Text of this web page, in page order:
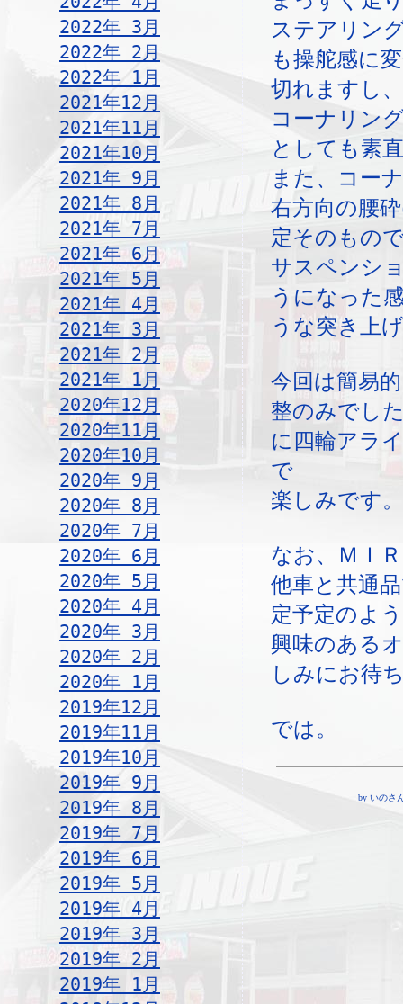
2022年 3月
2022年 2月
2022年 1月
2021年12月
2021年11月
2021年10月
2021年 9月
2021年 8月
2021年 7月
2021年 6月
2021年 5月
2021年 4月
2021年 3月
2021年 2月
2021年 1月
2020年12月
2020年11月
2020年10月
2020年 9月
2020年 8月
2020年 7月
2020年 6月
2020年 5月
2020年 4月
2020年 3月
2020年 2月
2020年 1月
2019年12月
2019年11月
2019年10月
2019年 9月
2019年 8月
2019年 7月
2019年 6月
2019年 5月
2019年 4月
2019年 3月
2019年 2月
2019年 1月
ステアリン
も操舵感に
切れますし、
コーナリン
としても素
また、コー
右方向の腰
定そのもの
サスペンシ
うになった
うな突き上
今回は簡易
整のみでし
に四輪アラ
で
楽しみです。
なお、ＭＩ
他車と共通
定予定のよ
興味のある
しみにお待
では。
by いのさ